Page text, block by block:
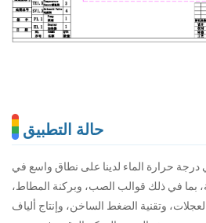
حالة التطبيق
حرارة الماء لدينا على نطاق واسع في
بما في ذلك قوالب الصب، وبركنة المطاط،
وتقنية الضغط الساخن، وإنتاج ألياف